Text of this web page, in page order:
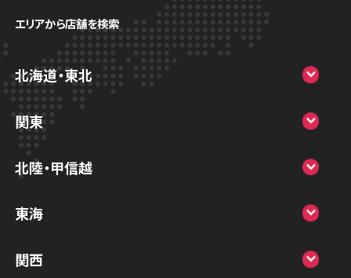
エリアから店舗を検索
北海道・東北
スマホスピタル大丸札幌
関東
スマホスピタル宇都宮
スマホスピタル テルル三芳
北陸・甲信越
スマホスピタルアル・プラザ小松
東海
スマホスピタル岐阜
関西